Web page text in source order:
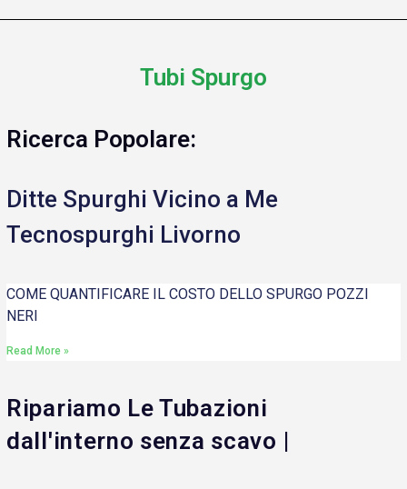
Tubi Spurgo
Ricerca Popolare:
Ditte Spurghi Vicino a Me
Tecnospurghi Livorno
COME QUANTIFICARE IL COSTO DELLO SPURGO POZZI
NERI
Read More »
Ripariamo Le Tubazioni
dall'interno senza scavo |